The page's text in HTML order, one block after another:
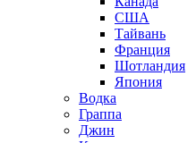
США
Тайвань
Франция
Шотландия
Япония
Водка
Граппа
Джин